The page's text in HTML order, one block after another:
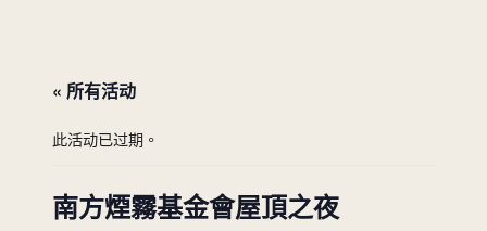
« 所有活动
此活动已过期。
南方煙霧基金會屋頂之夜